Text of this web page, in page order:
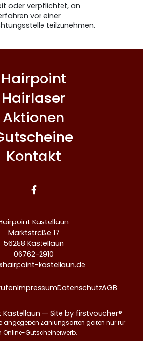
oder verpflichtet, an
vor einer
teilzunehmen.
Hairpoint
Hairlaser
Aktionen
Kontakt

Kastellaun
Marktstraße 17
56288 Kastellaun
06762-2910
kastellaun.de
ImpressumDatenschutzAGB
Kastellaun — Site by firstvoucher®
angegeben Zahlungsarten gelten nur für
Online-Gutscheinerwerb.